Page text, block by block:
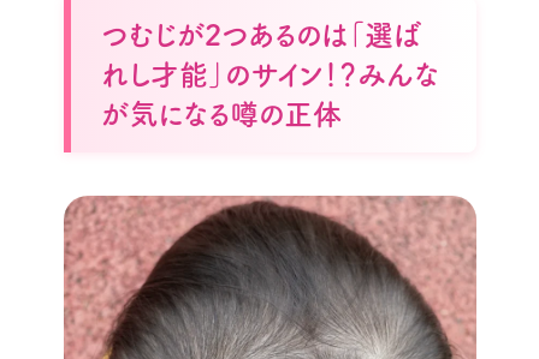
つむじが2つあるのは「選ば
れし才能」のサイン！？みんな
が気になる噂の正体